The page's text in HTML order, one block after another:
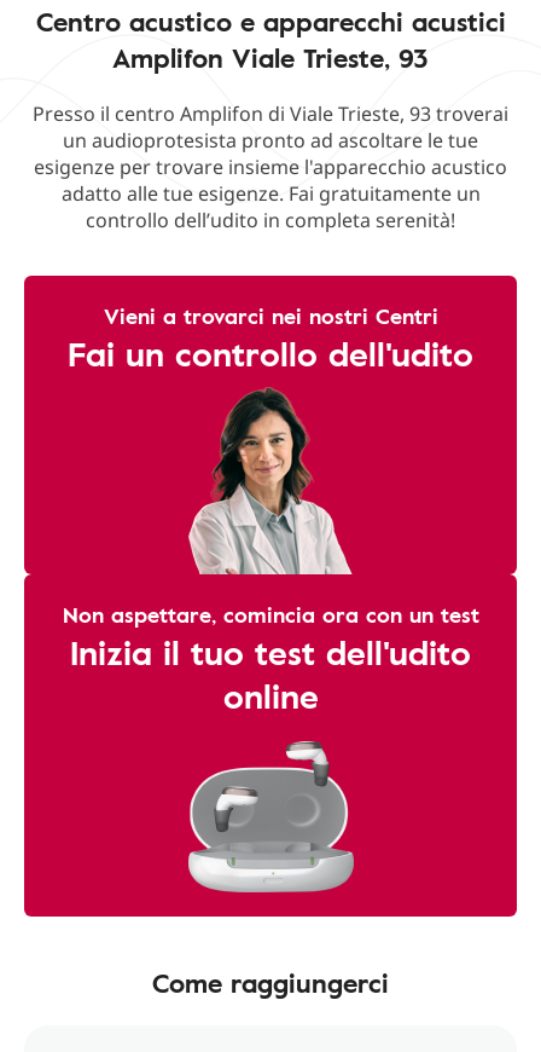
Centro acustico e apparecchi acustici
Amplifon Viale Trieste, 93
Presso il centro Amplifon di Viale Trieste, 93 troverai
un audioprotesista pronto ad ascoltare le tue
esigenze per trovare insieme l'apparecchio acustico
adatto alle tue esigenze. Fai gratuitamente un
controllo dell’udito in completa serenità!
Vieni a trovarci nei nostri Centri
Fai un controllo dell'udito
Non aspettare, comincia ora con un test
Inizia il tuo test dell'udito
online
Come raggiungerci